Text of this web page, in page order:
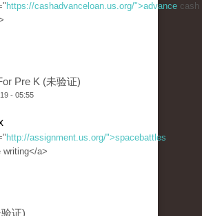
https://cashadvanceloan.us.org/">advance cash
Pre K (未验证)
- 05:55
http://assignment.us.org/">spacebattles
writing</a>
证)